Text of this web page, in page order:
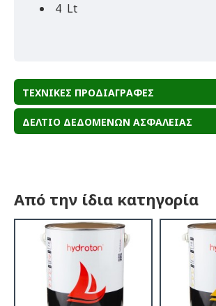
4 Lt
ΤΕΧΝΙΚΕΣ ΠΡΟΔΙΑΓΡΑΦΕΣ
ΔΕΛΤΙΟ ΔΕΔΟΜΕΝΩΝ ΑΣΦΑΛΕΙΑΣ
Από την ίδια κατηγορία